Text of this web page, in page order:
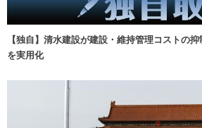
【独自】清水建設が建設・維持管理コストの
を実用化